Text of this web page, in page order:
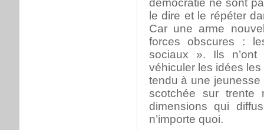
démocratie ne sont
le dire et le répéter
Car une arme
forces obscures :
sociaux ». Ils
véhiculer les idées
tendu à une
scotchée sur trente
dimensions qui
n’importe quoi.